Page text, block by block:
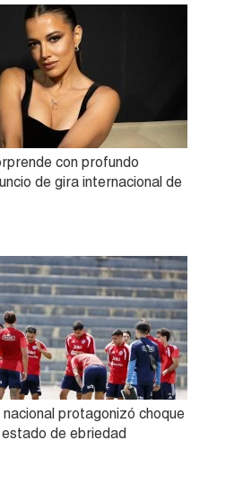
con profundo
de gira internacional de
protagonizó choque
de ebriedad